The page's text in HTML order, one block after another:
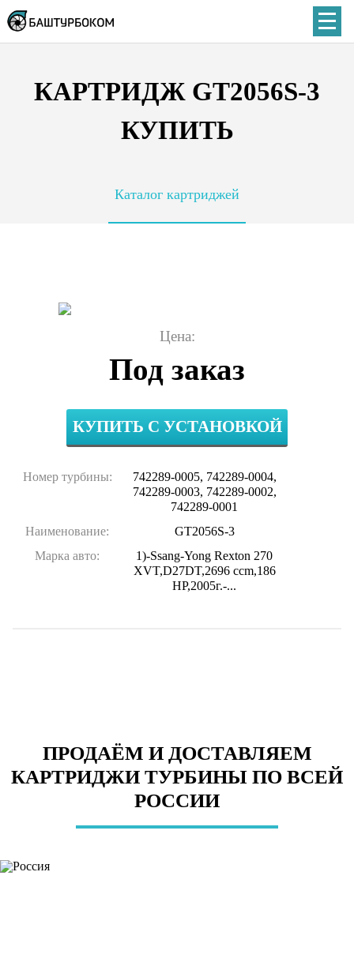
КАРТРИДЖ GT2056S-3
КУПИТЬ
Каталог картриджей
Цена:
Под заказ
КУПИТЬ С УСТАНОВКОЙ
Номер турбины:
742289-0005, 742289-0004,
742289-0003, 742289-0002,
742289-0001
Наименование:
GT2056S-3
Марка авто:
1)-Ssang-Yong Rexton 270
XVT,D27DT,2696 ccm,186
HP,2005г.-...
ПРОДАЁМ И ДОСТАВЛЯЕМ
КАРТРИДЖИ ТУРБИНЫ ПО ВСЕЙ
РОССИИ